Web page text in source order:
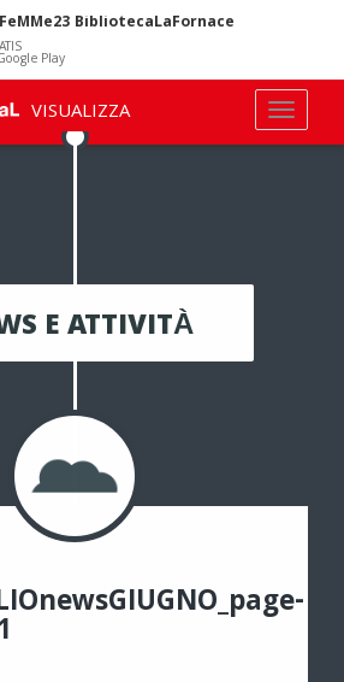
E ATTIVITÀ
BibliotecaLaFornace
Play
VISUALIZZA